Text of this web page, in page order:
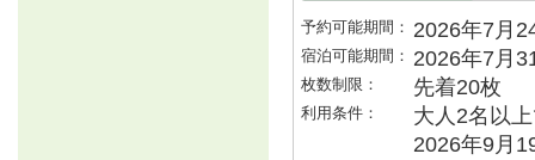
予約可能期間： 2026年7月
宿泊可能期間： 2026年7月
枚数制限： 先着20枚
利用条件：
大人2名以
2026年9月